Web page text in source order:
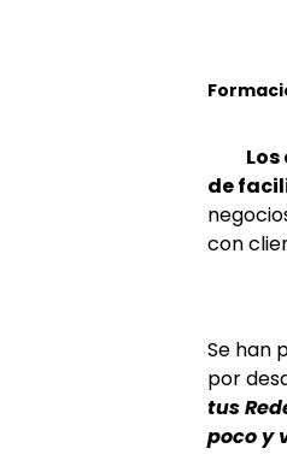
de
con
Se han
por
tus
poco y